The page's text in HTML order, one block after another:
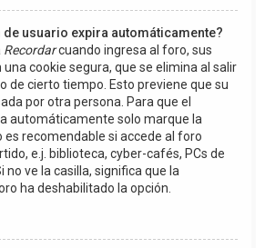
usuario expira automáticamente?
Recordarcuando ingresa al foro, sus
cookie segura, que se elimina al salir
de cierto tiempo. Esto previene que su
por otra persona. Para que el
automáticamente solo marque la
es recomendable si accede al foro
e.j. biblioteca, cyber-cafés, PCs de
no ve la casilla, significa que la
ha deshabilitado la opción.